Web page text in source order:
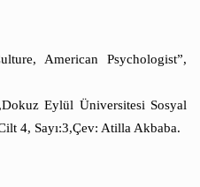
American Psychologist”,
Eylül Üniversitesi Sosyal
4, Sayı:3,Çev: Atilla Akbaba.